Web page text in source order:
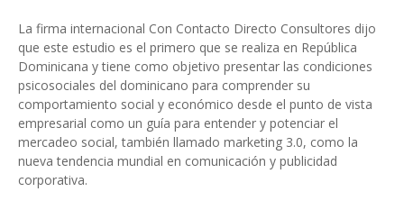
La firma internacional Con Contacto Directo Consultores dijo
que este estudio es el primero que se realiza en República
Dominicana y tiene como objetivo presentar las condiciones
psicosociales del dominicano para comprender su
comportamiento social y económico desde el punto de vista
empresarial como un guía para entender y potenciar el
mercadeo social, también llamado marketing 3.0, como la
nueva tendencia mundial en comunicación y publicidad
corporativa.